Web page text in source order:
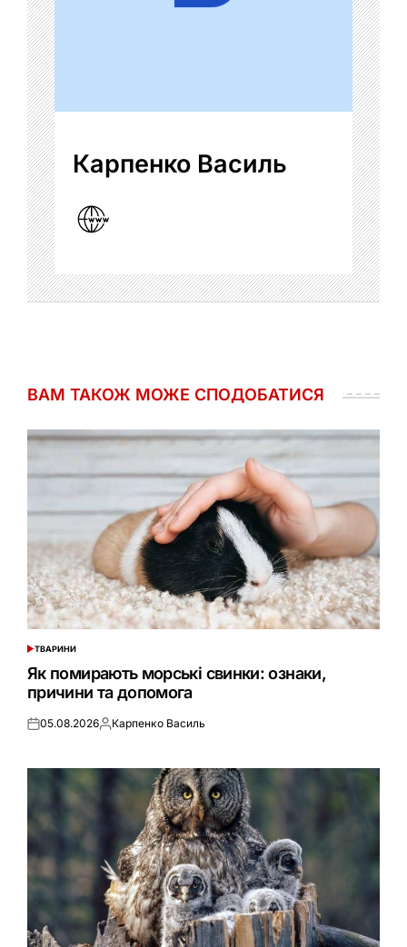
Карпенко Василь
ВАМ ТАКОЖ МОЖЕ СПОДОБАТИСЯ
ОПУБЛІКУВАТИ
У
ТВАРИНИ
Як помирають морські свинки: ознаки,
причини та допомога
Оприлюднено
05.08.2026Опубліковано
Карпенко Василь